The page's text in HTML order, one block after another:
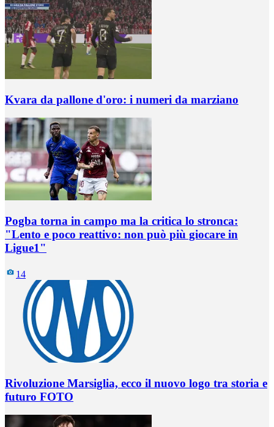
Kvara da pallone d'oro: i numeri da marziano
Pogba torna in campo ma la critica lo stronca:
"Lento e poco reattivo: non può più giocare in
Ligue1"
14
Rivoluzione Marsiglia, ecco il nuovo logo tra storia e
futuro FOTO